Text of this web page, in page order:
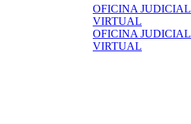
OFICINA JUDICIAL
VIRTUAL
OFICINA JUDICIAL
VIRTUAL